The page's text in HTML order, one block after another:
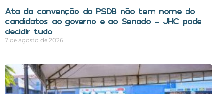
Ata da convenção do PSDB não tem nome do
candidatos ao governo e ao Senado – JHC pode
decidir tudo
7 de agosto de 2026